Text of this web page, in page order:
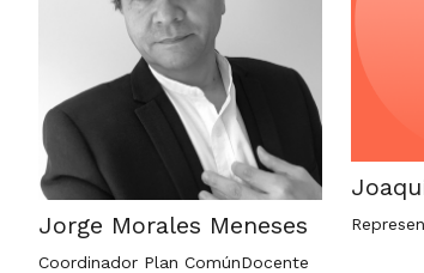
Jorge Morales Meneses
Coordinador Plan ComúnDocente